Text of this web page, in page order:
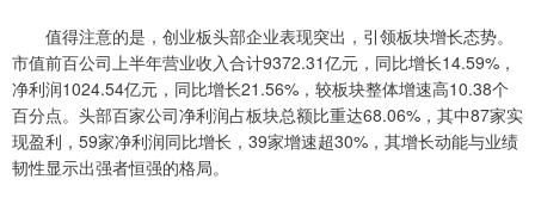
值得注意的是，创业板头部企业表现突出，引领板块增长态势。
市值前百公司上半年营业收入合计9372.31亿元，同比增长14.59%，
净利润1024.54亿元，同比增长21.56%，较板块整体增速高10.38个
百分点。头部百家公司净利润占板块总额比重达68.06%，其中87家实
现盈利，59家净利润同比增长，39家增速超30%，其增长动能与业绩
韧性显示出强者恒强的格局。